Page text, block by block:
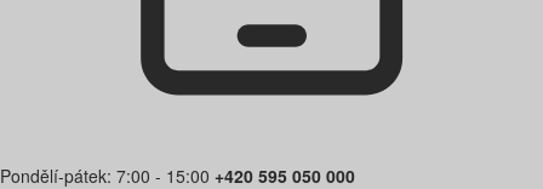
Pondělí-pátek: 7:00 - 15:00 +420 595 050 000